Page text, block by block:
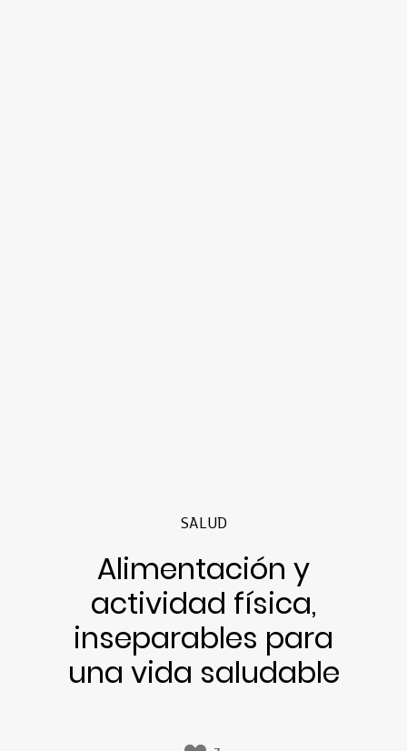
SALUD
Alimentación y
actividad física,
inseparables para
una vida saludable